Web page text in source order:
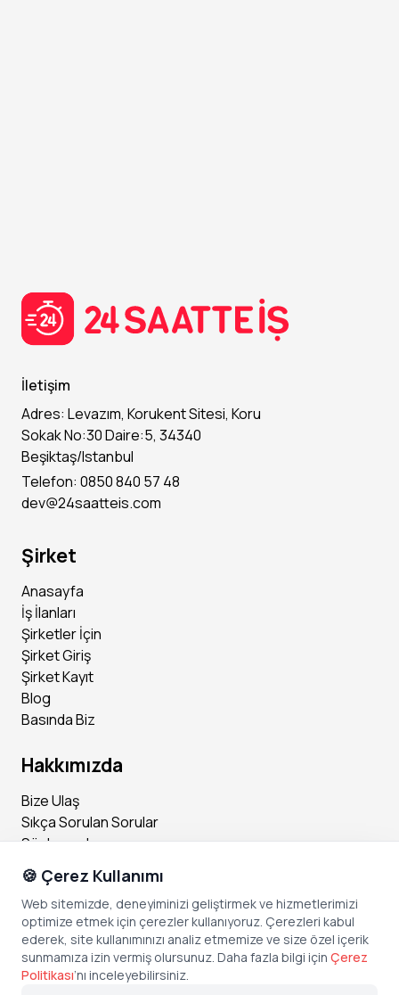
İletişim
Adres: Levazım, Korukent Sitesi, Koru
Sokak No:30 Daire:5, 34340
Beşiktaş/Istanbul
Telefon: 0850 840 57 48
dev@24saatteis.com
Şirket
Anasayfa
İş İlanları
Şirketler İçin
Şirket Giriş
Şirket Kayıt
Blog
Basında Biz
Hakkımızda
Bize Ulaş
Sıkça Sorulan Sorular
Sözleşmeler
Sosyal Medya
Instagram
Facebook
X (Twitter)
🍪 Çerez Kullanımı
Web sitemizde, deneyiminizi geliştirmek ve hizmetlerimizi
optimize etmek için çerezler kullanıyoruz. Çerezleri kabul
ederek, site kullanımınızı analiz etmemize ve size özel içerik
sunmamıza izin vermiş olursunuz. Daha fazla bilgi için Çerez
Politikası’nı inceleyebilirsiniz.